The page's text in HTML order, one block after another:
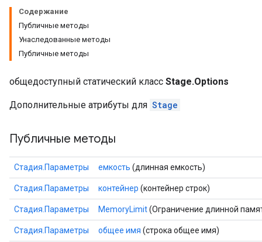
Содержание
Публичные методы
Унаследованные методы
Публичные методы
общедоступный статический класс Stage.Options
Дополнительные атрибуты для Stage
Публичные методы
Стадия.Параметры емкость (длинная емкость)
Стадия.Параметры контейнер (контейнер строк)
Стадия.Параметры MemoryLimit(Ограничение длинной
Стадия.Параметры общее имя (строка общее имя)